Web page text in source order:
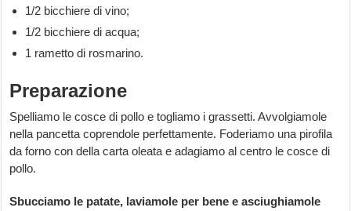
1/2 bicchiere di vino;
1/2 bicchiere di acqua;
1 rametto di rosmarino.
Preparazione
Spelliamo le cosce di pollo e togliamo i grassetti. Avvolgiamole
nella pancetta coprendole perfettamente. Foderiamo una pirofila
da forno con della carta oleata e adagiamo al centro le cosce di
pollo.
Sbucciamo le patate, laviamole per bene e asciughiamole